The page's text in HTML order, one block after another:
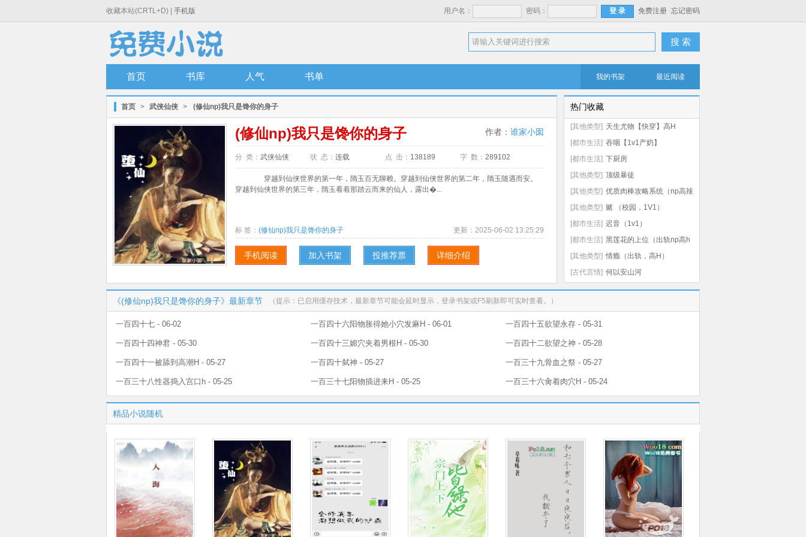
收藏本站(CRTL+D) | 手机版 用户名： 密码： 免费注册 忘记密码
搜 索
首页 书库 人气 书单 我的书架 最近阅读
首页 > 武侠仙侠 > (修仙np)我只是馋你的身子
(修仙np)我只是馋你的身子 作者： 谁家小囡
分 类： 武侠仙侠 状 态： 连载 点 击： 138189 字 数： 289102
穿越到仙侠世界的第一年，隋玉百无聊赖。穿越到仙侠世界的第二年，隋玉随遇而安。
穿越到仙侠世界的第三年，隋玉看着那踏云而来的仙人，露出�...
标 签： (修仙np)我只是馋你的身子 更新： 2025-06-02 13:25:29
手机阅读 加入书架 投推荐票 详细介绍
热门收藏
[其他类型] 天生尤物【快穿】高H
[都市生活] 吞咽【1v1产奶】
[都市生活] 下厨房
[其他类型] 顶级暴徒
[其他类型] 优质肉棒攻略系统（np高辣
文）
[其他类型] 赌 （校园，1V1）
[都市生活] 迟音（1v1）
[都市生活] 黑莲花的上位（出轨np高h
虐男）
[其他类型] 情瘾（出轨，高H）
[古代言情] 何以安山河
《(修仙np)我只是馋你的身子》最新章节 （提示：已启用缓存技术，最新章节可能会延时显示，登录书架或F5刷新即可实时查看。）
一百四十七 - 06-02 一百四十六阳物胀得她小穴发麻H - 06-01 一百四十五欲望永存 - 05-31
一百四十四神君 - 05-30 一百四十三媚穴夹着男根H - 05-30 一百四十二欲望之神 - 05-28
一百四十一被舔到高潮H - 05-27 一百四十弑神 - 05-27 一百三十九骨血之祭 - 05-27
一百三十八性器捣入宫口h - 05-25 一百三十七阳物插进来H - 05-25 一百三十六肏着肉穴H - 05-24
精品小说随机